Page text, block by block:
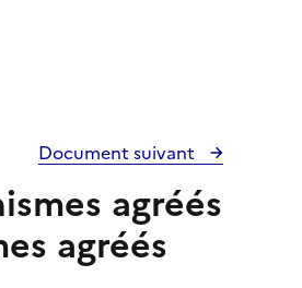
Document suivant
agréés
agréés